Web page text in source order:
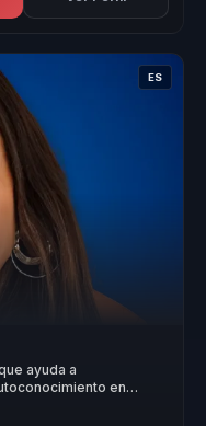
ES
ayuda a
en